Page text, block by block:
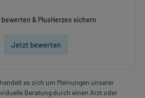
& PlusHerzen sichern
Jetzt bewerten
es sich um Meinungen unserer
Beratung durch einen Arzt oder